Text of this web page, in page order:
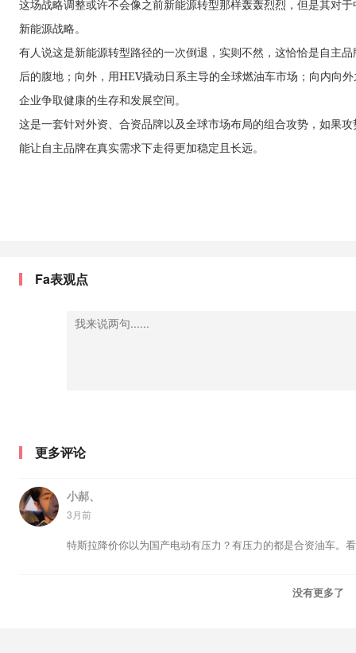
这场战略调整或许不会像之前新能源转型那样轰轰烈烈，但是其对
新能源战略。
有人说这是新能源转型路径的一次倒退，实则不然，这恰恰是自主
后的腹地；向外，用HEV撬动日系主导的全球燃油车市场；向内向
企业争取健康的生存和发展空间。
这是一套针对外资、合资品牌以及全球市场布局的组合攻势，如果
能让自主品牌在真实需求下走得更加稳定且长远。
Fa表观点
更多评论
小郝、
3月前
特斯拉降价你以为国产电动有压力？有压力的都是合资油车。
没有更多了